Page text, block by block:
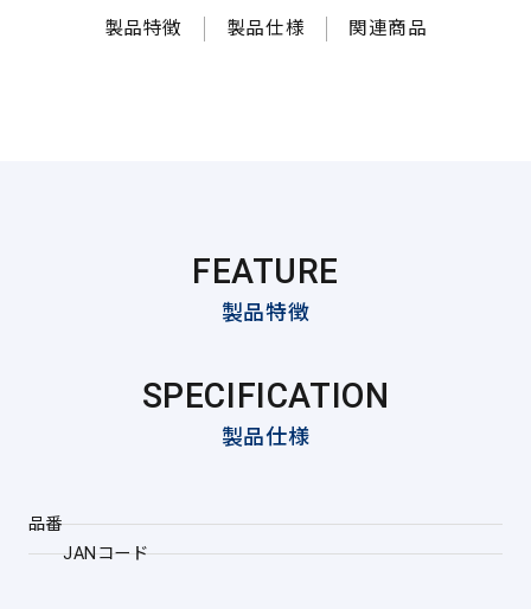
製品特徴 製品仕様 関連商品
FEATURE
製品特徴
SPECIFICATION
製品仕様
品番
JANコード